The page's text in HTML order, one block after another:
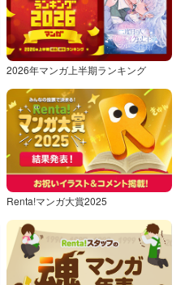
2026年マンガ上半期ランキング
Renta!マンガ大賞2025